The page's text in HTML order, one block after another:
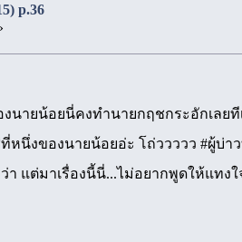
p.36
ายน้อยนี่คงทำนายกฤชกระอักเลยที
นึ่งของนายน้อยอ่ะ โถ่ววววว #ผู้บ่า
า แต่มาเรื่องนี้นี่...ไม่อยากพูดให้แท